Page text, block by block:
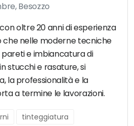
Besozzo
oltre 20 anni di esperienza
che nelle moderne tecniche
e imbiancatura di
stucchi e rasature, si
la professionalità e la
a termine le lavorazioni.
tinteggiatura